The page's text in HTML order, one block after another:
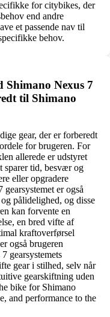
for citybikes, der
end andre
et passende nav til
behov.
Shimano Nexus 7
til Shimano
gear, der er forberedt
for brugeren. For
allerede er udstyret
sparer tid, besvær og
eller opgradere
gearsystemet er også
pålidelighed, og disse
kan forvente en
en bred vifte af
kraftoverførsel
også brugeren
gearsystemets
gear i stilhed, selv når
gearskiftning uden
bike for Shimano
and performance to the